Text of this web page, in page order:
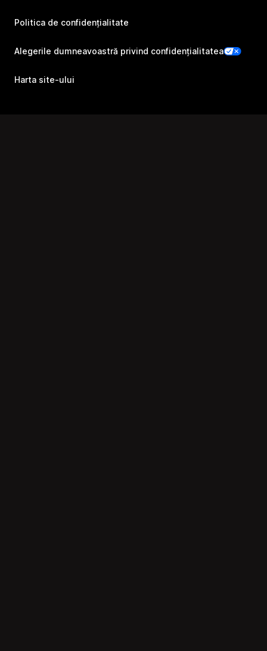
Politica de confidențialitate
Alegerile dumneavoastră privind confidențialitatea
Harta site-ului